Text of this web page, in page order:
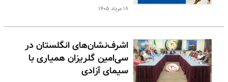
۱۸ مرداد ۱۴۰۵
اشرف‌نشان‌های انگلستان در
سی‌امین گلریزان همیاری با
سیمای آزادی